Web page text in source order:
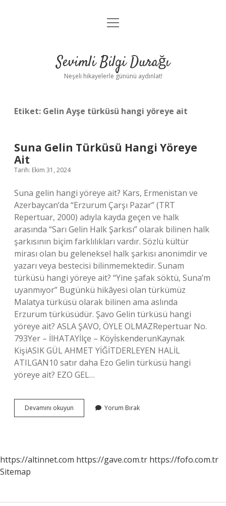
Anasayfa
Yasal Uyarı
menüyü
Sevimli Bilgi Durağı
Neşeli hikayelerle gününü aydınlat!
Etiket: Gelin Ayşe türküsü hangi yöreye ait
Suna Gelin Türküsü Hangi Yöreye
Ait
Tarih: Ekim 31, 2024
Suna gelin hangi yöreye ait? Kars, Ermenistan ve
Azerbaycan’da “Erzurum Çarşı Pazar” (TRT
Repertuar, 2000) adıyla kayda geçen ve halk
arasında “Sarı Gelin Halk Şarkısı” olarak bilinen halk
şarkısının biçim farklılıkları vardır. Sözlü kültür
mirası olan bu geleneksel halk şarkısı anonimdir ve
yazarı veya bestecisi bilinmemektedir. Sunam
türküsü hangi yöreye ait? “Yine şafak söktü, Suna’m
uyanmıyor” Bugünkü hikâyesi olan türkümüz
Malatya türküsü olarak bilinen ama aslında
Erzurum türküsüdür. Şavo Gelin türküsü hangi
yöreye ait? ASLA ŞAVO, ÖYLE OLMAZRepertuar No.
793Yer – İlHATAYİlçe – KöyİskenderunKaynak
KişiASIK GÜL AHMET YİĞİTDERLEYEN HALİL
ATILGAN10 satır daha Ezo Gelin türküsü hangi
yöreye ait? EZO GEL…
Devamını okuyun
Gelin
Yorum Bırak
https://altinnet.com https://gave.com.tr https://fofo.com.tr
Sitemap